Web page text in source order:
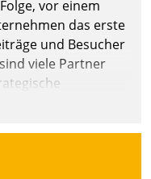
vor einem
das erste
und Besucher
viele Partner